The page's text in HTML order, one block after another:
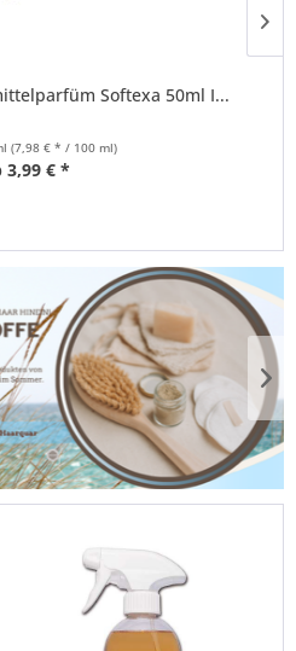
Softexa 50ml I...
(7,98 € * / 100 ml)
3,99 € *